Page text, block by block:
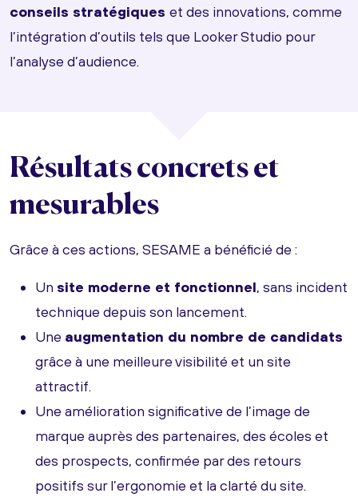
conseils stratégiques et des innovations, comme
l’intégration d’outils tels que Looker Studio pour
l’analyse d’audience.
Résultats concrets et
mesurables
Grâce à ces actions, SESAME a bénéficié de :
Un site moderne et fonctionnel, sans incident
technique depuis son lancement.
Une augmentation du nombre de candidats
grâce à une meilleure visibilité et un site
attractif.
Une amélioration significative de l’image de
marque auprès des partenaires, des écoles et
des prospects, confirmée par des retours
positifs sur l’ergonomie et la clarté du site.